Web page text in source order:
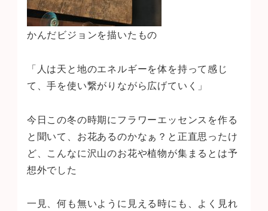
かんだビジョンを描いたもの
「人は天と地のエネルギーを体を持って感じ
て、手を使い繋がりながら広げていく」
今日この冬の時期にフラワーエッセンスを作る
と聞いて、お花あるのかなぁ？と正直思ったけ
ど、こんなに沢山のお花や植物が集まるとは予
想外でした
一見、何も無いように見える時にも、よく見れ